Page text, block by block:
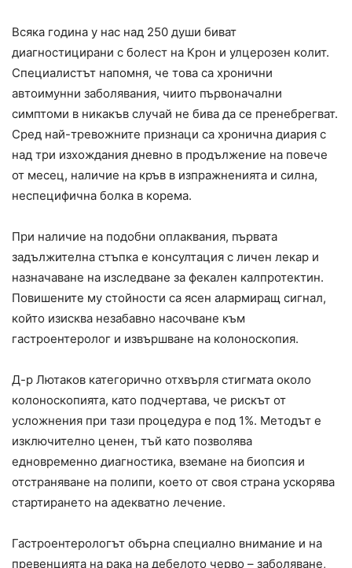
Всяка година у нас над 250 души биват
диагностицирани с болест на Крон и улцерозен колит.
Специалистът напомня, че това са хронични
автоимунни заболявания, чиито първоначални
симптоми в никакъв случай не бива да се пренебрегват.
Сред най-тревожните признаци са хронична диария с
над три изхождания дневно в продължение на повече
от месец, наличие на кръв в изпражненията и силна,
неспецифична болка в корема.
При наличие на подобни оплаквания, първата
задължителна стъпка е консултация с личен лекар и
назначаване на изследване за фекален калпротектин.
Повишените му стойности са ясен алармиращ сигнал,
който изисква незабавно насочване към
гастроентеролог и извършване на колоноскопия.
Д-р Лютаков категорично отхвърля стигмата около
колоноскопията, като подчертава, че рискът от
усложнения при тази процедура е под 1%. Методът е
изключително ценен, тъй като позволява
едновременно диагностика, вземане на биопсия и
отстраняване на полипи, което от своя страна ускорява
стартирането на адекватно лечение.
Гастроентерологът обърна специално внимание и на
превенцията на рака на дебелото черво – заболяване,